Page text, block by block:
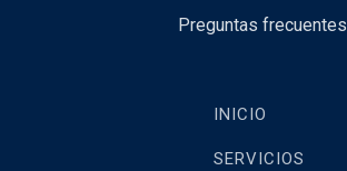
Preguntas frecuentes
INICIO
SERVICIOS